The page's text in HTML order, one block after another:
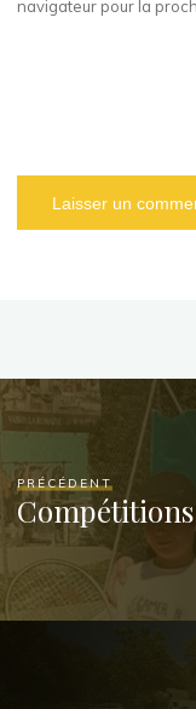
navigateur pour la
PRÉCÉDENT